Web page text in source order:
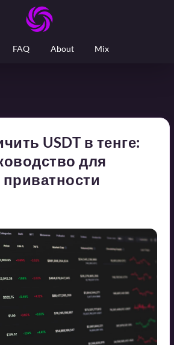
FAQ About Mix
USDT в тенге:
для